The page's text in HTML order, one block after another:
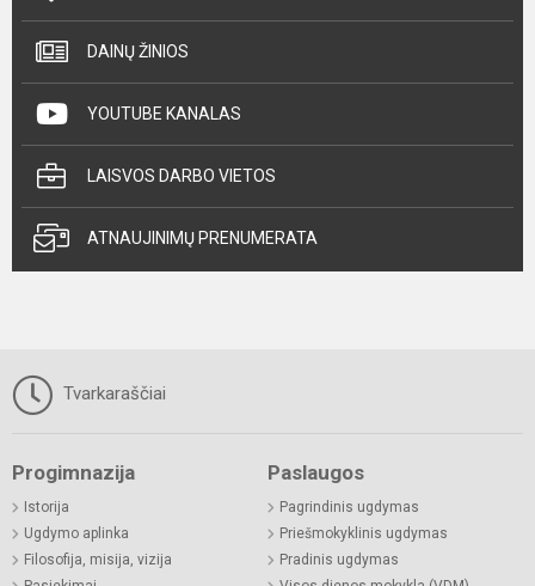
DAINŲ ŽINIOS
YOUTUBE KANALAS
LAISVOS DARBO VIETOS
ATNAUJINIMŲ PRENUMERATA
Tvarkaraščiai
Progimnazija
Istorija
Ugdymo aplinka
Filosofija, misija, vizija
Paslaugos
Pagrindinis ugdymas
Priešmokyklinis ugdymas
Pradinis ugdymas